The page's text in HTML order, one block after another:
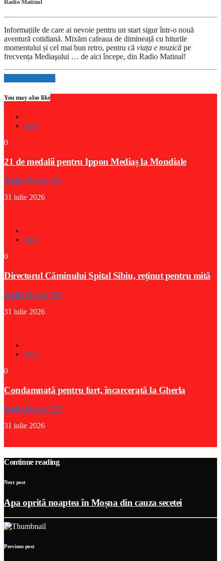
Radio Matinal
Informațiile de care ai nevoie pentru un start sigur într-o nouă
aventură cotidiană. Mixăm cafeaua de dimineață cu hiturile
momentului și cel mai bun retro, pentru că viața e muzică pe
frecvența Mediaşului … de aici începe, din Radio Matinal!
Info and episodes
You may also like
Stiri
0
21 de medalii pentru Ippon Mediaș la Mondiale
Radio Medias 725
31 iulie 2026
Stiri
0
Directorul Căminului Spital Sibiu, reținut pentru mită
Radio Medias 725
31 iulie 2026
Stiri
0
Condamnată pentru furt, încarcerată la Gherla
Radio Medias 725
31 iulie 2026
Continue reading
Next post
Apa oprită noaptea în Moșna din cauza secetei
Previous post